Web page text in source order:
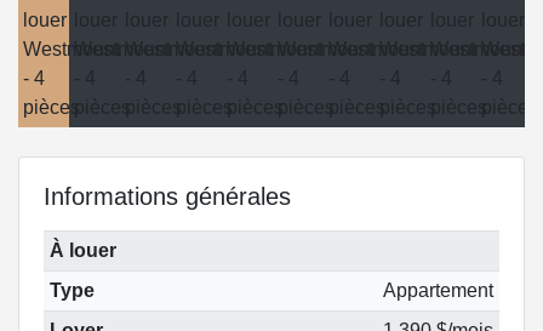
Informations générales
À louer
Type
Appartement